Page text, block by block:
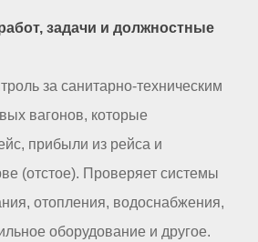
задачи и должностные
за санитарно-техническим
вагонов, которые
прибыли из рейса и
(отстое). Проверяет системы
отопления, водоснабжения,
оборудование и другое.